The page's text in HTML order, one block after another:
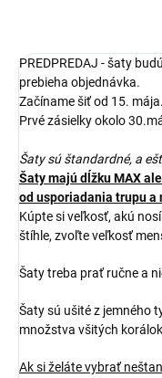
PREDPREDAJ - šaty
prebieha objednávka.
Začíname šiť od 15. mája.
Prvé zásielky okolo
Šaty sú štandardné, a
Šaty majú dĺžku MAX
od usporiadania trupu a
Kúpte si veľkosť, akú
štíhle, zvoľte veľkosť
Šaty treba prať ručne a
Šaty sú ušité z jemného
množstva všitých
Ak si želáte vybrať